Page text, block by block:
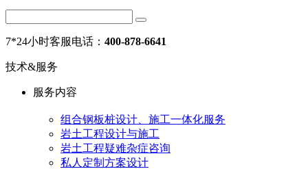
7*24小时客服电话： 400-878-6641
技术&服务
服务内容
组合钢板桩设计、施工一体化服务
岩土工程设计与施工
岩土工程疑难杂症咨询
私人定制方案设计